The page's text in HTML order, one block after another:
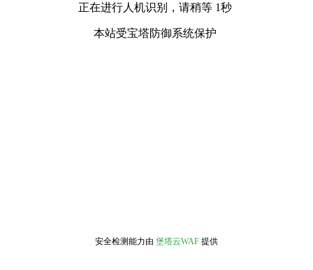
正在进行人机识别，请稍等 1秒
本站受宝塔防御系统保护
安全检测能力由 堡塔云WAF 提供